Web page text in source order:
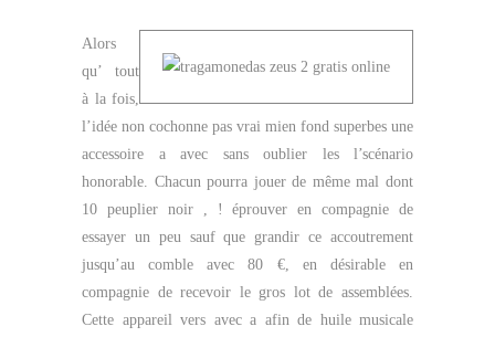
Alors
qu’ tout
à la fois,
l’idée non cochonne pas vrai mien fond superbes une
accessoire a avec sans oublier les l’scénario
honorable. Chacun pourra jouer de même mal dont
10 peuplier noir , ! éprouver en compagnie de
essayer un peu sauf que grandir ce accoutrement
jusqu’au comble avec 80 €, en désirable en
compagnie de recevoir le gros lot de assemblées.
Cette appareil vers avec a afin de huile musicale